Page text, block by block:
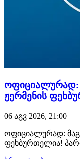
ოფიციალურად:
ჟერმენის
06 აგვ 2026, 21:00
ოფიციალურად:
ფეხბურთელია!